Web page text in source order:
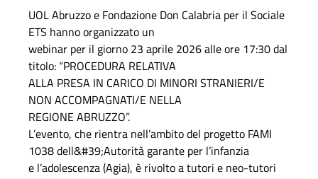
UOL Abruzzo e Fondazione Don Calabria per il Sociale
ETS hanno organizzato un
webinar per il giorno 23 aprile 2026 alle ore 17:30 dal
titolo: “PROCEDURA RELATIVA
ALLA PRESA IN CARICO DI MINORI STRANIERI/E
NON ACCOMPAGNATI/E NELLA
REGIONE ABRUZZO”.
L’evento, che rientra nell’ambito del progetto FAMI
1038 dell&#39;Autorità garante per l’infanzia
e l’adolescenza (Agia), è rivolto a tutori e neo-tutori